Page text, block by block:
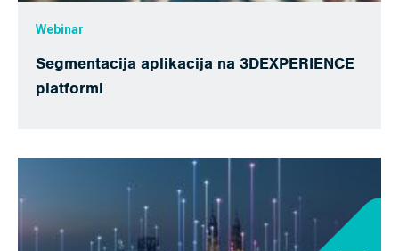
Webinar
Segmentacija aplikacija na 3DEXPERIENCE
platformi